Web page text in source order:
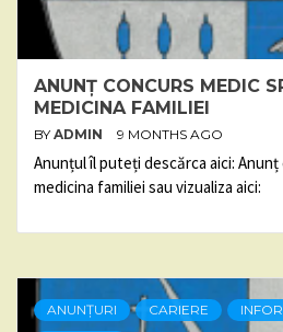
ANUNȚ CONCURS MEDIC
MEDICINA FAMILIEI
BY ADMIN 9 MONTHS AGO
Anunțul îl puteți descărca aici:
medicina familiei sau vizualiza aici:
ANUNȚURI CARIERE